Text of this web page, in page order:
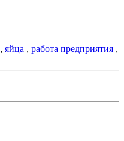
, яйца , работа предприятия ,